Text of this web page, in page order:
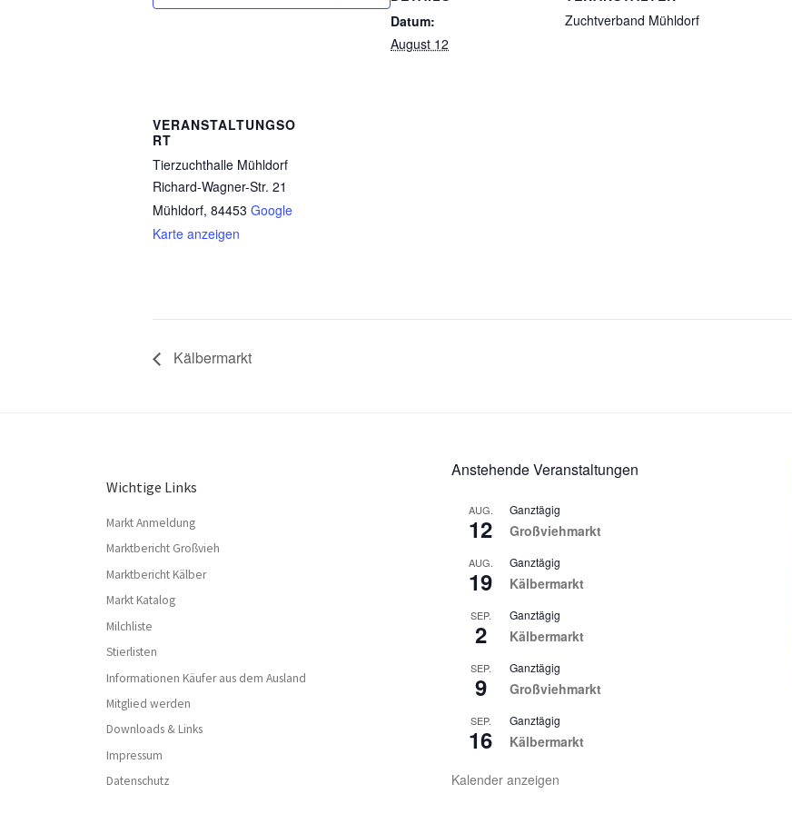
Datum:
August 12
Zuchtverband Mühldorf
VERANSTALTUNGSO
RT
Tierzuchthalle Mühldorf
Richard-Wagner-Str. 21
Mühldorf, 84453 Google
Karte anzeigen
Kälbermarkt
Wichtige Links
Markt Anmeldung
Marktbericht Großvieh
Marktbericht Kälber
Markt Katalog
Milchliste
Stierlisten
Informationen Käufer aus dem Ausland
Mitglied werden
Downloads & Links
Impressum
Datenschutz
Anstehende Veranstaltungen
AUG.
12
Ganztägig
Großviehmarkt
AUG.
19
Ganztägig
Kälbermarkt
SEP.
2
Ganztägig
Kälbermarkt
SEP.
9
Ganztägig
Großviehmarkt
SEP.
16
Ganztägig
Kälbermarkt
Kalender anzeigen